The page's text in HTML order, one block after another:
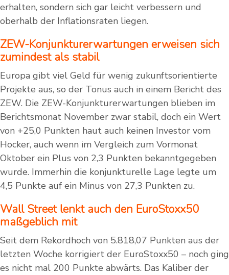
erhalten, sondern sich gar leicht verbessern und
oberhalb der Inflationsraten liegen.
ZEW-Konjunkturerwartungen erweisen sich
zumindest als stabil
Europa gibt viel Geld für wenig zukunftsorientierte
Projekte aus, so der Tonus auch in einem Bericht des
ZEW. Die ZEW-Konjunkturerwartungen blieben im
Berichtsmonat November zwar stabil, doch ein Wert
von +25,0 Punkten haut auch keinen Investor vom
Hocker, auch wenn im Vergleich zum Vormonat
Oktober ein Plus von 2,3 Punkten bekanntgegeben
wurde. Immerhin die konjunkturelle Lage legte um
4,5 Punkte auf ein Minus von 27,3 Punkten zu.
Wall Street lenkt auch den EuroStoxx50
maßgeblich mit
Seit dem Rekordhoch von 5.818,07 Punkten aus der
letzten Woche korrigiert der EuroStoxx50 – noch ging
es nicht mal 200 Punkte abwärts. Das Kaliber der